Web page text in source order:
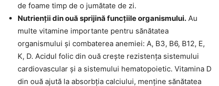
de foame timp de o jumătate de zi.
Nutrienții din ouă sprijină funcțiile organismului. Au
multe vitamine importante pentru sănătatea
organismului și combaterea anemiei: A, B3, B6, B12, E,
K, D. Acidul folic din ouă crește rezistența sistemului
cardiovascular și a sistemului hematopoietic. Vitamina D
din ouă ajută la absorbția calciului, menține sănătatea